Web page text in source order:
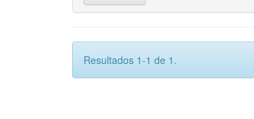
Resultados 1-1 de 1.